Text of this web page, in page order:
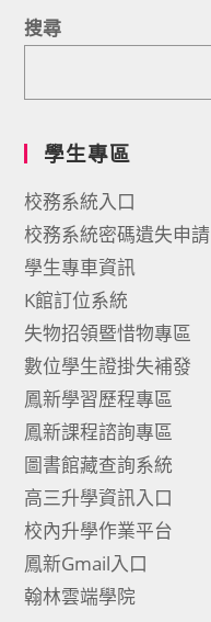
搜尋
學生專區
校務系統入口
校務系統密碼遺失申請
學生專車資訊
K館訂位系統
失物招領暨惜物專區
數位學生證掛失補發
鳳新學習歷程專區
鳳新課程諮詢專區
圖書館藏查詢系統
高三升學資訊入口
校內升學作業平台
鳳新Gmail入口
翰林雲端學院